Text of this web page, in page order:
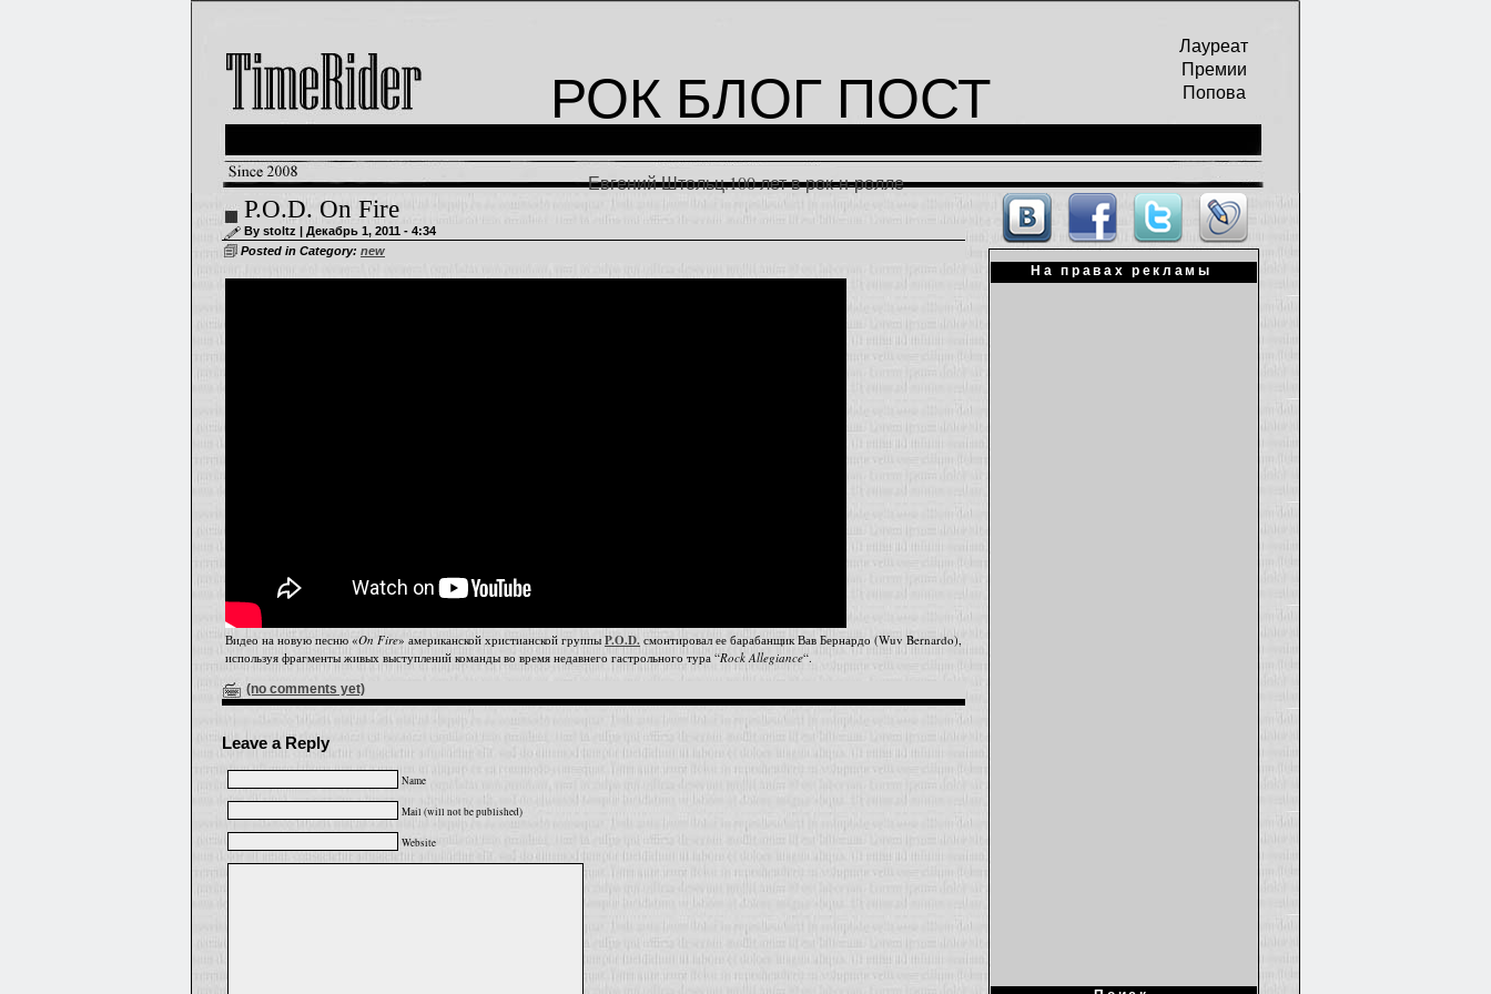
РОК БЛОГ ПОСТ
Лауреат
Премии
Попова
Евгений Штольц.100 лет в рок-н-ролле
P.O.D. On Fire
By stoltz | Декабрь 1, 2011 - 4:34
Posted in Category: new
Видео на новую песню «On Fire» американской христианской группы P.O.D. смонтировал ее барабанщик Вав Бернардо (Wuv Bernardo),
используя фрагменты живых выступлений команды во время недавнего гастрольного тура “Rock Allegiance“.
(no comments yet)
Leave a Reply
Name
Mail (will not be published)
Website
На правах рекламы